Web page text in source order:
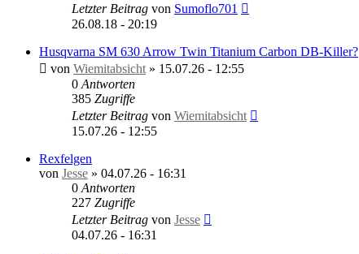
Letzter Beitrag von Sumoflo701
26.08.18 - 20:19
Husqvarna SM 630 Arrow Twin Titanium Carbon DB-Killer?
von Wiemitabsicht » 15.07.26 - 12:55
0 Antworten
385 Zugriffe
Letzter Beitrag von Wiemitabsicht
15.07.26 - 12:55
Rexfelgen
von Jesse » 04.07.26 - 16:31
0 Antworten
227 Zugriffe
Letzter Beitrag von Jesse
04.07.26 - 16:31